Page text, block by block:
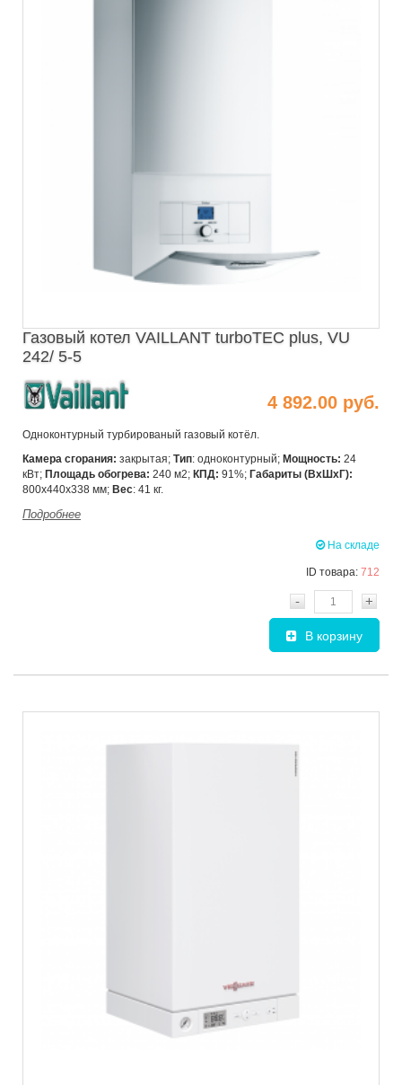
Газовый котел VAILLANT turboTEC plus, VU
242/ 5-5
4 892.00 руб.
Одноконтурный турбированый газовый котёл.
Камера сгорания: закрытая; Тип: одноконтурный; Мощность: 24
кВт; Площадь обогрева: 240 м2; КПД: 91%; Габариты (ВхШхГ):
800х440х338 мм; Вес: 41 кг.
Подробнее
На складе
ID товара: 712
- +
В корзину